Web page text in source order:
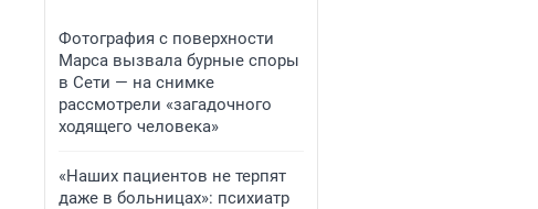
Фотография с поверхности
Марса вызвала бурные споры
в Сети — на снимке
рассмотрели «загадочного
ходящего человека»
«Наших пациентов не терпят
даже в больницах»: психиатр